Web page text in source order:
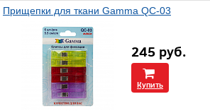
Прищепки для ткани Gamma QC-03
245 руб.
Купить